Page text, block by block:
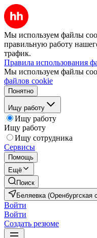
Мы используем файлы
правильную работу
трафик.
Правила использования
Мы используем файлы
файлов cookie
Понятно
Ищу работу
Ищу работу
Ищу работу
Ищу сотрудника
Сервисы
Помощь
Ещё
Поиск
Беляевка (Оренбургская
Войти
Войти
Создать резюме